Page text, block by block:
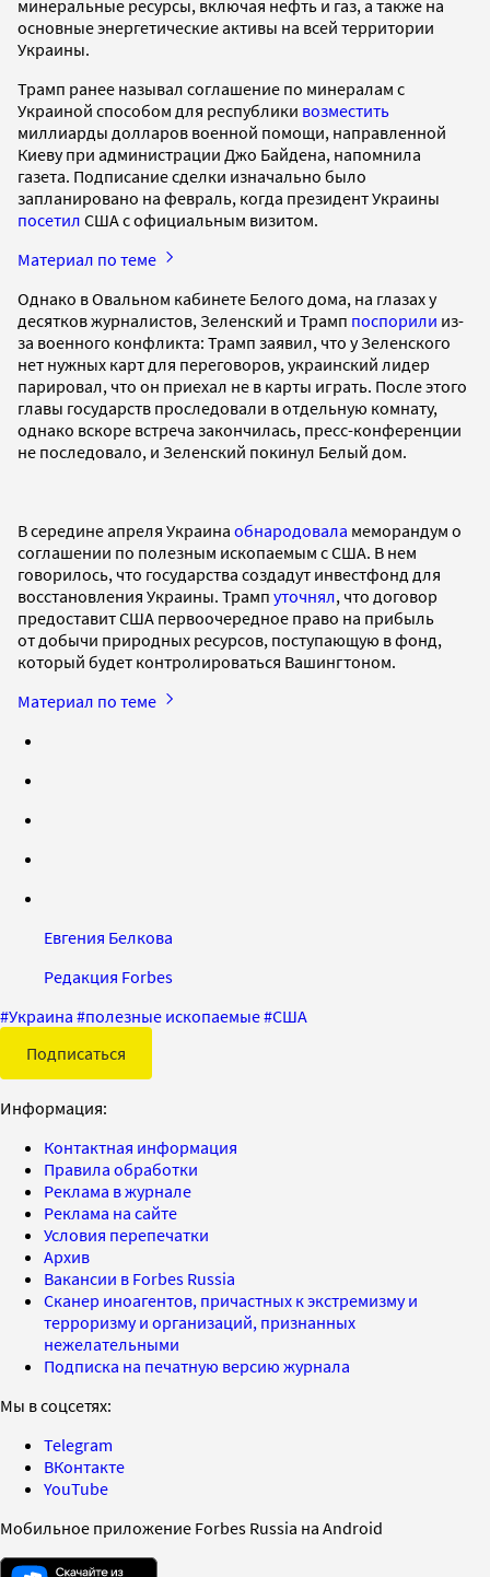
минеральные ресурсы, включая нефть и газ, а также на
основные энергетические активы на всей территории
Украины.
Трамп ранее называл соглашение по минералам с
Украиной способом для республики возместить
миллиарды долларов военной помощи, направленной
Киеву при администрации Джо Байдена, напомнила
газета. Подписание сделки изначально было
запланировано на февраль, когда президент Украины
посетил США с официальным визитом.
Материал по теме
Однако в Овальном кабинете Белого дома, на глазах у
десятков журналистов, Зеленский и Трамп поспорили из-
за военного конфликта: Трамп заявил, что у Зеленского
нет нужных карт для переговоров, украинский лидер
парировал, что он приехал не в карты играть. После этого
главы государств проследовали в отдельную комнату,
однако вскоре встреча закончилась, пресс-конференции
не последовало, и Зеленский покинул Белый дом.
В середине апреля Украина обнародовала меморандум о
соглашении по полезным ископаемым с США. В нем
говорилось, что государства создадут инвестфонд для
восстановления Украины. Трамп уточнял, что договор
предоставит США первоочередное право на прибыль
от добычи природных ресурсов, поступающую в фонд,
который будет контролироваться Вашингтоном.
Материал по теме
Евгения Белкова
Редакция Forbes
#Украина #полезные ископаемые#США
Подписаться
Информация:
Контактная информация
Правила обработки
Реклама в журнале
Реклама на сайте
Условия перепечатки
Архив
Вакансии в Forbes Russia
Сканер иноагентов, причастных к экстремизму и
терроризму и организаций, признанных
нежелательными
Подписка на печатную версию журнала
Мы в соцсетях:
Telegram
ВКонтакте
YouTube
Мобильное приложение Forbes Russia на Android